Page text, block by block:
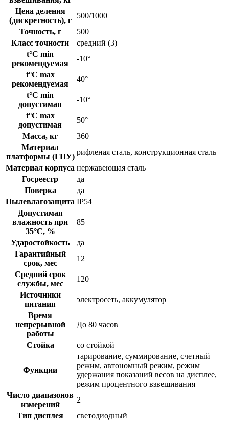
Цена деления
(дискретность), г
500/1000
Точность, г
500
Класс точности
средний (3)
t°C min
рекомендуемая
-10°
t°C max
рекомендуемая
40°
t°C min
допустимая
-10°
t°C max
допустимая
50°
Масса, кг
360
Материал
платформы (ГПУ)
рифленая сталь, конструкционная сталь
Материал корпуса нержавеющая сталь
Госреестр
да
Поверка
да
Пылевлагозащита IP54
Допустимая
влажность при
35°С, %
85
Ударостойкость
да
Гарантийный
срок, мес
12
Средний срок
службы, мес
120
Источники
питания
электросеть, аккумулятор
Время
непрерывной
работы
До 80 часов
Стойка со стойкой
Функции
тарирование, суммирование, счетный
режим, автономный режим, режим
удержания показаний весов на дисплее,
режим процентного взвешивания
Число диапазонов
измерений
2
Тип дисплея
светодиодный